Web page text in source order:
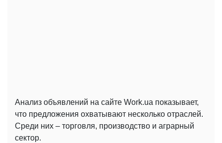
Анализ объявлений на сайте Work.ua показывает,
что предложения охватывают несколько отраслей.
Среди них – торговля, производство и аграрный
сектор.